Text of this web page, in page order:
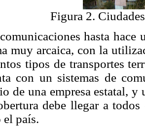
Figura 2.
hasta hace
muy arcaica, con la
tipos de transportes
con un sistemas de
de una empresa estatal,
debe llegar a
el país.